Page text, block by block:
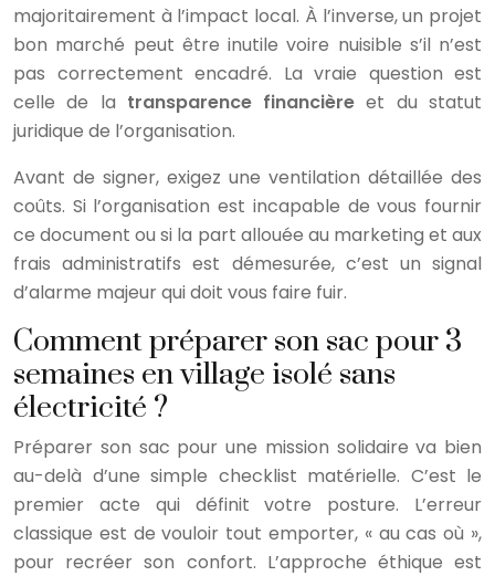
majoritairement à l’impact local. À l’inverse, un projet
bon marché peut être inutile voire nuisible s’il n’est
pas correctement encadré. La vraie question est
celle de la transparence financière et du statut
juridique de l’organisation.
Avant de signer, exigez une ventilation détaillée des
coûts. Si l’organisation est incapable de vous fournir
ce document ou si la part allouée au marketing et aux
frais administratifs est démesurée, c’est un signal
d’alarme majeur qui doit vous faire fuir.
Comment préparer son sac pour 3
semaines en village isolé sans
électricité ?
Préparer son sac pour une mission solidaire va bien
au-delà d’une simple checklist matérielle. C’est le
premier acte qui définit votre posture. L’erreur
classique est de vouloir tout emporter, « au cas où »,
pour recréer son confort. L’approche éthique est